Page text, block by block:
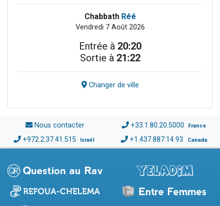
Chabbath Réé
Vendredi 7 Août 2026
Entrée à 20:20
Sortie à 21:22
Changer de ville
Nous contacter +33.1.80.20.5000 France
+972.2.37.41.515 Israël +1.437.887.14.93 Canada